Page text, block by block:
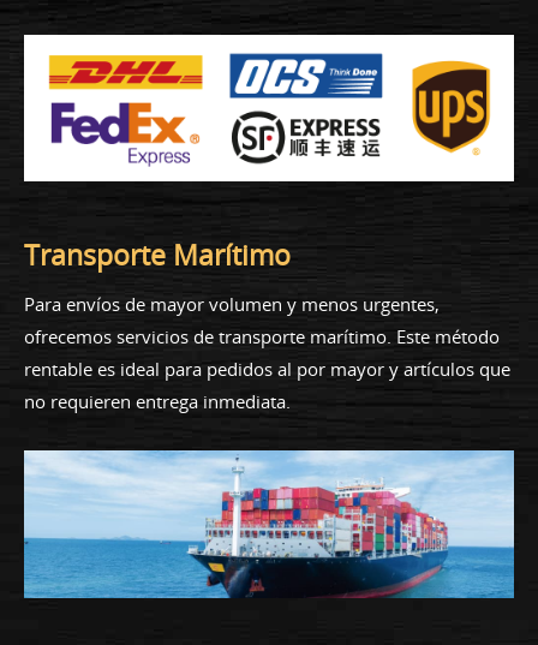
Transporte Marítimo
Para envíos de mayor volumen y menos urgentes,
ofrecemos servicios de transporte marítimo. Este método
rentable es ideal para pedidos al por mayor y artículos que
no requieren entrega inmediata.